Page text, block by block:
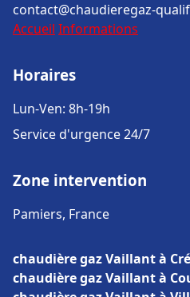
contact@chaudieregaz-
Accueil Informations
Horaires
Lun-Ven: 8h-19h
Service d'urgence 24/7
Zone intervention
Pamiers, France
chaudière gaz Vaillant à
chaudière gaz Vaillant à